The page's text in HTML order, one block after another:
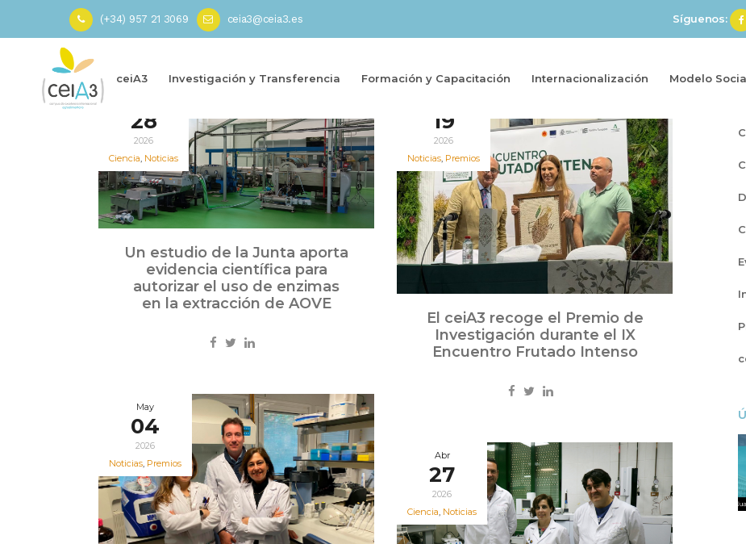
(+34) 957 21 3069 ceia3@ceia3.es Síguenos:
ceiA3 Investigación y Transferencia Formación y Capacitación Internacionalización Modelo
Inicio»AOVE
28
2026
Ciencia, Noticias
Un estudio de la Junta aporta
evidencia científica para
autorizar el uso de enzimas
en la extracción de AOVE
19
2026
Noticias, Premios
El ceiA3 recoge el Premio de
Investigación durante el IX
Encuentro Frutado Intenso
May
04
2026
Noticias, Premios
Abr
27
2026
Ciencia, Noticias